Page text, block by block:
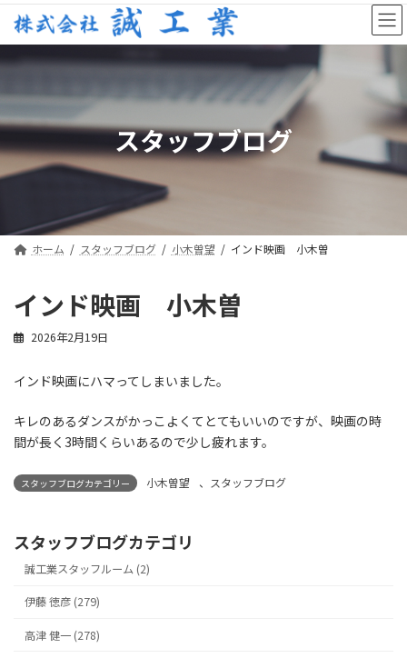
コ
テ
ン
へ
ス
ッ
プ
ナ
ゲ
ー
ョ
ン
移
動
スタッフブログ
ホーム スタッフブログ 小木曽望 インド映画 小木曽
インド映画 小木曽
2026年2月19日
インド映画にハマってしまいました。
キレのあるダンスがかっこよくてとてもいいのですが、映画の時
間が長く3時間くらいあるので少し疲れます。
スタッフブログカテゴリー 小木曽望 、 スタッフブログ
スタッフブログカテゴリ
誠工業スタッフルーム (2)
伊藤 徳彦 (279)
高津 健一 (278)